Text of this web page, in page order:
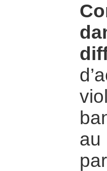
au